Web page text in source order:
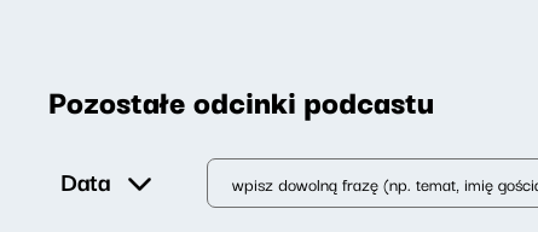
Pozostałe odcinki podcastu
Data